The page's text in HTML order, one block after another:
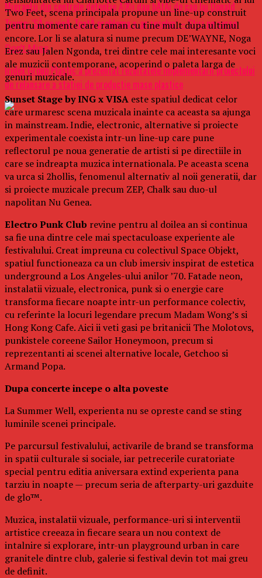
MigranÈii din centrele detenÈie Ã®i dau bÄtÄi de cap lui Donald
Trump: ‘SÄ nu vinÄ. ToatÄ problema s-ar rezolva’ – Stiri pe surse
Don't Miss
Iridex Group Plastic a prezentat rezultatele implementarii proiectului
de relansare a statiei de productie mase plastice
Two Feet, scena principala propune un line-up construit
pentru momente care raman cu tine mult dupa ultimul
encore. Lor li se alatura si nume precum DE’WAYNE, Noga
Erez sau Jalen Ngonda, trei dintre cele mai interesante voci
ale muzicii contemporane, acoperind o paleta larga de
genuri muzicale.
Sunset Stage by ING x VISA este spatiul dedicat celor
care urmaresc scena muzicala inainte ca aceasta sa ajunga
in mainstream. Indie, electronic, alternative si proiecte
experimentale coexista intr-un line-up care pune
reflectorul pe noua generatie de artisti si pe directiile in
care se indreapta muzica internationala. Pe aceasta scena
va urca si 2hollis, fenomenul alternativ al noii generatii, dar
si proiecte muzicale precum ZEP, Chalk sau duo-ul
napolitan Nu Genea.
Electro Punk Club revine pentru al doilea an si continua
sa fie una dintre cele mai spectaculoase experiente ale
festivalului. Creat impreuna cu colectivul Space Objekt,
spatiul functioneaza ca un club imersiv inspirat de estetica
underground a Los Angeles-ului anilor ’70. Fatade neon,
instalatii vizuale, electronica, punk si o energie care
transforma fiecare noapte intr-un performance colectiv,
cu referinte la locuri legendare precum Madam Wong’s si
Hong Kong Cafe. Aici ii veti gasi pe britanicii The Molotovs,
punkistele coreene Sailor Honeymoon, precum si
reprezentanti ai scenei alternative locale, Getchoo si
Armand Popa.
Dupa concerte incepe o alta poveste
La Summer Well, experienta nu se opreste cand se sting
luminile scenei principale.
Pe parcursul festivalului, activarile de brand se transforma
in spatii culturale si sociale, iar petrecerile curatoriate
special pentru editia aniversara extind experienta pana
tarziu in noapte — precum seria de afterparty-uri gazduite
de glo™.
Muzica, instalatii vizuale, performance-uri si interventii
artistice creeaza in fiecare seara un nou context de
intalnire si explorare, intr-un playground urban in care
granitele dintre club, galerie si festival devin tot mai greu
de definit.